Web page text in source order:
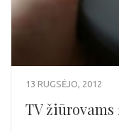
13 RUGSĖJO, 2012
TV